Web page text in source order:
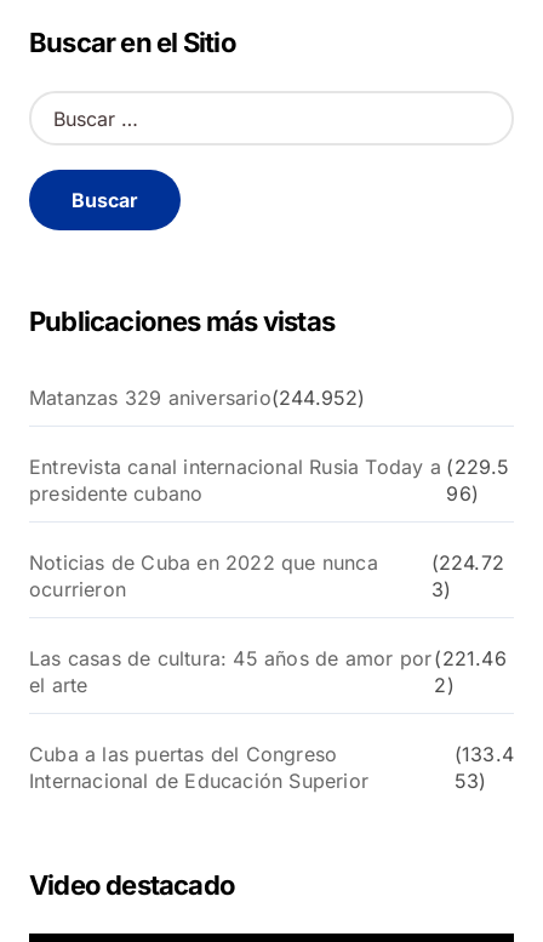
de
entradas
Buscar en el Sitio
B
u
c
a
Publicaciones más vistas
Matanzas 329 aniversario(244.952)
Entrevista canal internacional Rusia Today a
presidente cubano
(229.5
96)
Noticias de Cuba en 2022 que nunca
ocurrieron
(224.72
3)
Las casas de cultura: 45 años de amor por
el arte
(221.46
2)
Cuba a las puertas del Congreso
Internacional de Educación Superior
(133.4
53)
Video destacado